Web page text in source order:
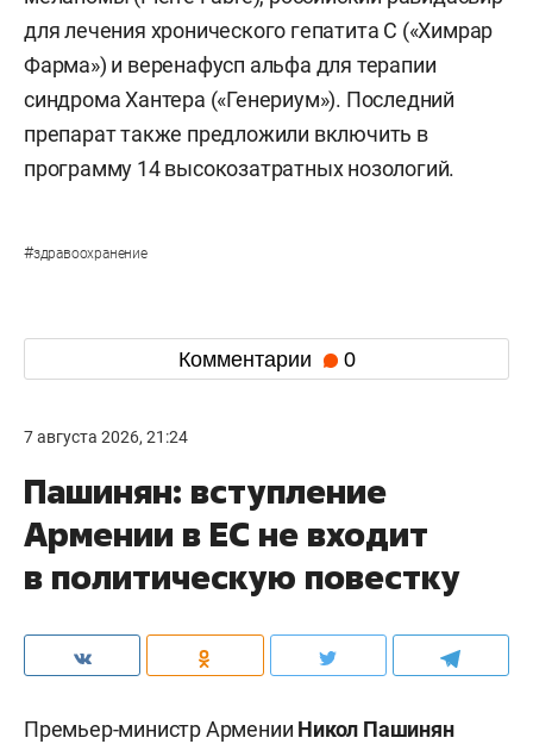
для лечения хронического гепатита С («Химрар
Фарма») и веренафусп альфа для терапии
синдрома Хантера («Генериум»). Последний
препарат также предложили включить в
программу 14 высокозатратных нозологий.
#здравоохранение
Комментарии 0
7 августа 2026, 21:24
Пашинян: вступление
Армении в ЕС не входит
в политическую повестку
Премьер-министр Армении Никол Пашинян